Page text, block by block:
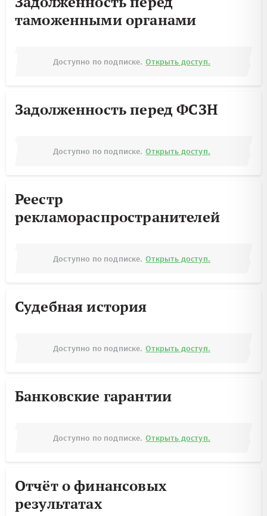
таможенными органами
Доступно по подписке. Открыть доступ.
Задолженность перед ФСЗН
Доступно по подписке. Открыть доступ.
Реестр
рекламораспространителей
Доступно по подписке. Открыть доступ.
Судебная история
Доступно по подписке. Открыть доступ.
Банковские гарантии
Доступно по подписке. Открыть доступ.
Отчёт о финансовых
результатах